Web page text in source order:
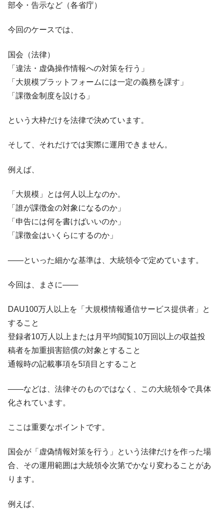
部令・告示など（各省庁）
今回のケースでは、
国会（法律）
「違法・虚偽操作情報への対策を行う」
「大規模プラットフォームには一定の義務を課す」
「課徴金制度を設ける」
という大枠だけを法律で決めています。
そして、それだけでは実際に運用できません。
例えば、
「大規模」とは何人以上なのか。
「誰が課徴金の対象になるのか」
「申告には何を書けばいいのか」
「課徴金はいくらにするのか」
――といった細かな基準は、大統領令で定めています。
今回は、まさに――
DAU100万人以上を「大規模情報通信サービス提供者」と
すること
登録者10万人以上または月平均閲覧10万回以上の収益投
稿者を加重損害賠償の対象とすること
通報時の記載事項を5項目とすること
――などは、法律そのものではなく、この大統領令で具体
化されています。
ここは重要なポイントです。
国会が「虚偽情報対策を行う」という法律だけを作った場
合、その運用範囲は大統領令次第でかなり変わることがあ
ります。
例えば、